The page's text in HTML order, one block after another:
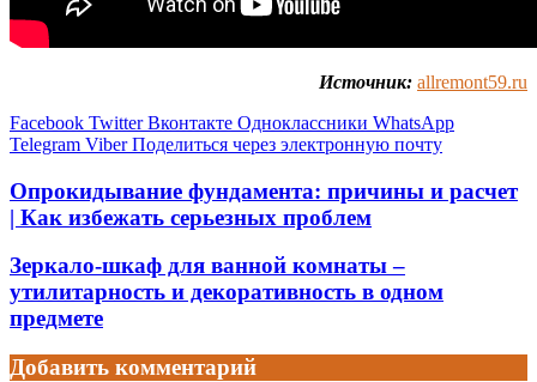
Источник: allremont59.ru
Facebook Twitter Вконтакте Одноклассники WhatsApp
Telegram Viber Поделиться через электронную почту
Опрокидывание фундамента: причины и расчет
| Как избежать серьезных проблем
Зеркало-шкаф для ванной комнаты –
утилитарность и декоративность в одном
предмете
Добавить комментарий